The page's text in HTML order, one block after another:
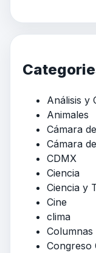
Análisis y
Animales
Cámara
Cámara
CDMX
Ciencia
Ciencia y
Cine
clima
Columnas
Congreso